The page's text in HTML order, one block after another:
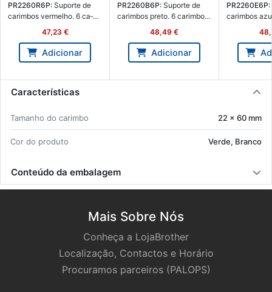
PR2260R6P: Su­porte de
ca­rimbos ver­melho. 6 ca­
rimbos de 22 x 60 mm -
Brother PR2260R6P
47,23 €
Adicionar
PR2260B6P: Su­porte de
ca­rimbos preto. 6 ca­rimbos
de 22 x 60 mm - Brother
48,49 €
Adicionar
PR2260E6P:
ca­rimbos
de 22 x 60
Características
Ta­manho do ca­rimbo 22 x 60 mm
Cor do pro­duto Verde, Branco
Conteúdo da embalagem
Mais Sobre Nós
Conheça a LojaBrother
Localização, Contactos e Horário
Procuramos parceiros (PALOPS)